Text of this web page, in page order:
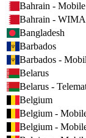
Bahrain - Mobile
Bahrain -
Bangladesh
Barbados
Barbados -
Belarus
Belarus -
Belgium
Belgium -
Belgium -